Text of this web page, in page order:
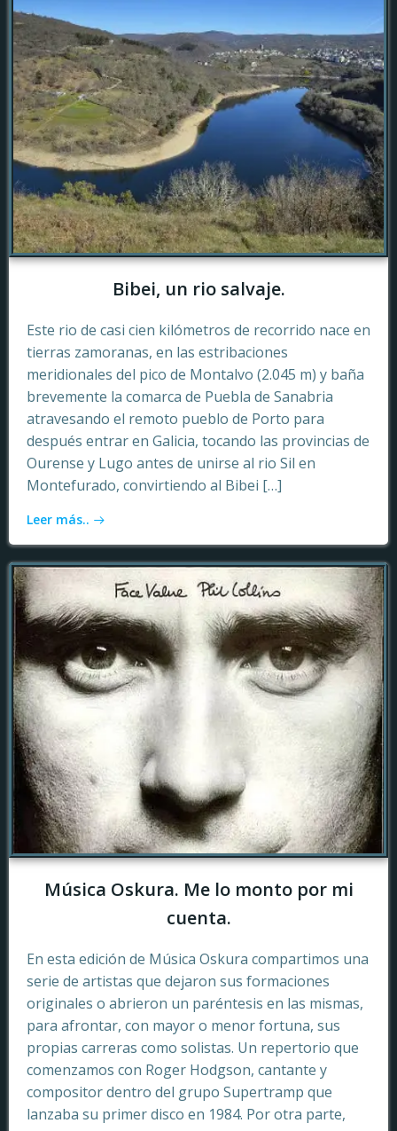
Bibei, un rio salvaje.
Este rio de casi cien kilómetros de recorrido nace en
tierras zamoranas, en las estribaciones
meridionales del pico de Montalvo (2.045 m) y baña
brevemente la comarca de Puebla de Sanabria
atravesando el remoto pueblo de Porto para
después entrar en Galicia, tocando las provincias de
Ourense y Lugo antes de unirse al rio Sil en
Montefurado, convirtiendo al Bibei […]
Leer más..
Música Oskura. Me lo monto por mi
cuenta.
En esta edición de Música Oskura compartimos una
serie de artistas que dejaron sus formaciones
originales o abrieron un paréntesis en las mismas,
para afrontar, con mayor o menor fortuna, sus
propias carreras como solistas. Un repertorio que
comenzamos con Roger Hodgson, cantante y
compositor dentro del grupo Supertramp que
lanzaba su primer disco en 1984. Por otra parte,